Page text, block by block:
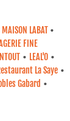
MAISON LABAT •
FINE
• LEAL'O •
La Saye •
Gabard •